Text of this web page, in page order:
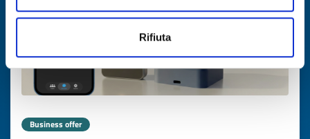
Rifiuta
Business offer